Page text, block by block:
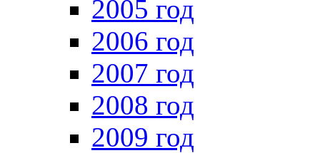
2005 год
2006 год
2007 год
2008 год
2009 год